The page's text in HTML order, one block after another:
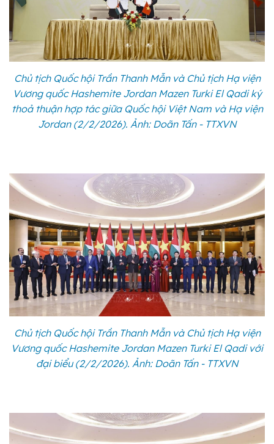
Chủ tịch Quốc hội Trần Thanh Mẫn và Chủ tịch Hạ viện
Vương quốc Hashemite Jordan Mazen Turki El Qadi ký
thoả thuận hợp tác giữa Quốc hội Việt Nam và Hạ viện
Jordan (2/2/2026). Ảnh: Doãn Tấn - TTXVN
Chủ tịch Quốc hội Trần Thanh Mẫn và Chủ tịch Hạ viện
Vương quốc Hashemite Jordan Mazen Turki El Qadi với
đại biểu (2/2/2026). Ảnh: Doãn Tấn - TTXVN